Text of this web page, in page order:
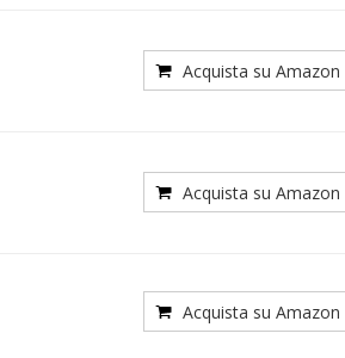
Acquista su Amazon
Acquista su Amazon
Acquista su Amazon